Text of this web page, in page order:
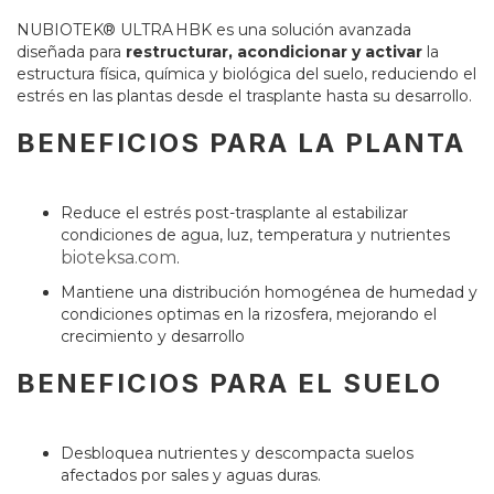
NUBIOTEK® ULTRA HBK es una solución avanzada
diseñada para restructurar, acondicionar y activar la
estructura física, química y biológica del suelo, reduciendo el
estrés en las plantas desde el trasplante hasta su desarrollo.
BENEFICIOS PARA LA PLANTA
Reduce el estrés post-trasplante al estabilizar
condiciones de agua, luz, temperatura y nutrientes
bioteksa.com.
Mantiene una distribución homogénea de humedad y
condiciones optimas en la rizosfera, mejorando el
crecimiento y desarrollo
BENEFICIOS PARA EL SUELO
Desbloquea nutrientes y descompacta suelos
afectados por sales y aguas duras.